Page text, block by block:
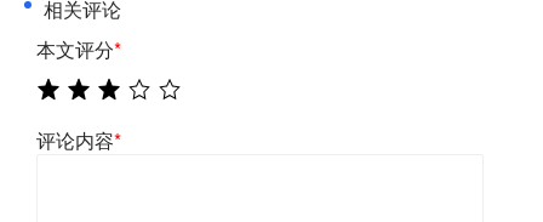
相关评论
本文评分*
评论内容*